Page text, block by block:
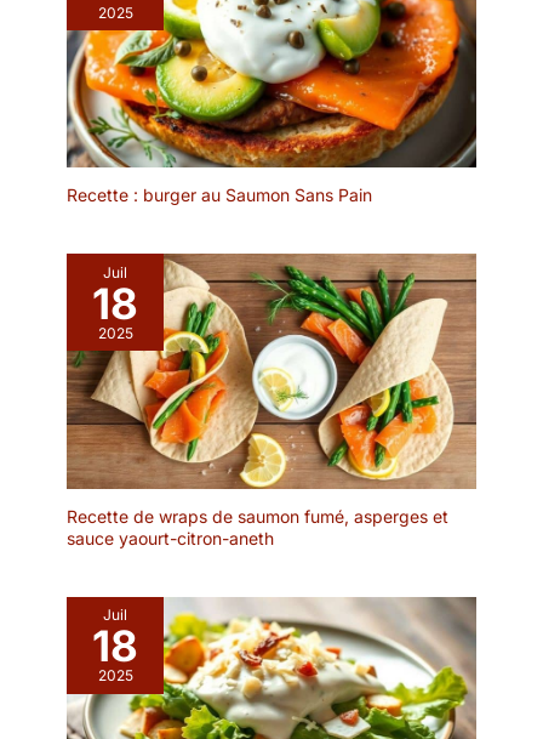
2025
Recette : burger au Saumon Sans Pain
Juil
18
2025
Recette de wraps de saumon fumé, asperges et
sauce yaourt-citron-aneth
Juil
18
2025